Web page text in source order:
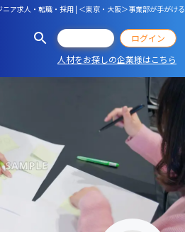
ア求人・転職・採用 | ＜東京・大阪＞事業部が手が
ログイン
人材をお探しの企業様はこちら